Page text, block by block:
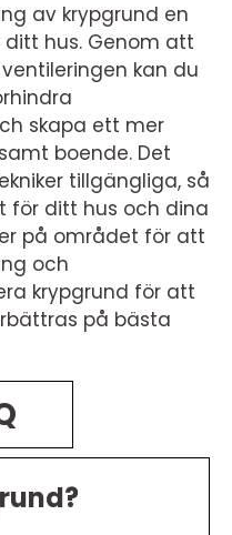
av krypgrund en
hus. Genom att
kan du
skapa ett mer
boende. Det
tillgängliga, så
för ditt hus och dina
på området för att
och
krypgrund för att
på bästa